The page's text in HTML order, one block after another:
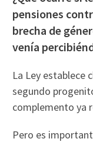
pensiones
brecha de
venía
La Ley establece
segundo
complemento ya
Pero es